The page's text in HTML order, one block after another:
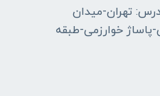
۰۹۰۳۹۲۴۲۲۱۱/ آدرس: تهران-میدان
خوارزمی-طبقه